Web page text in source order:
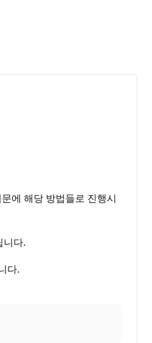
에 해당 방법들로 진행시
니다.
다.